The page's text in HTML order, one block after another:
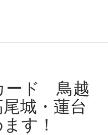
ード 鳥越
城・蓮台
す！